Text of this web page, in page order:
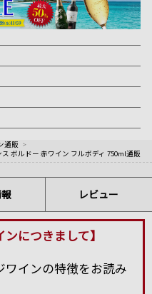
通販 >
ボルドー 赤ワイン フルボディ 750ml通販
レビュー
につきまして】
インの特徴をお読み